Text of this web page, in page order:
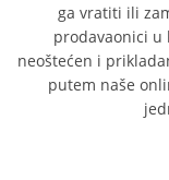
ga vratiti ili
prodavaonici u
neoštećen i
putem naše